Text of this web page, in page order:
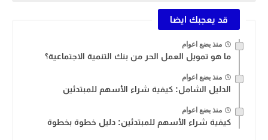
قد يعجبك ايضا
منذ بضع اعوام
ما هو تمويل العمل الحر من بنك التنمية الاجتماعية؟
منذ بضع اعوام
الدليل الشامل: كيفية شراء الأسهم للمبتدئين
منذ بضع اعوام
كيفية شراء الأسهم للمبتدئين: دليل خطوة بخطوة